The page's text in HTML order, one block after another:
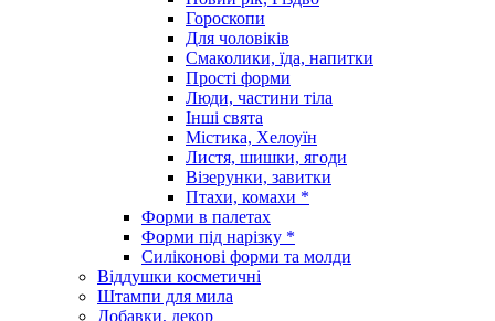
Гороскопи
Для чоловіків
Смаколики, їда, напитки
Прості форми
Люди, частини тіла
Інші свята
Містика, Хелоуїн
Листя, шишки, ягоди
Візерунки, завитки
Птахи, комахи *
Форми в палетах
Форми під нарізку *
Силіконові форми та молди
Віддушки косметичні
Штампи для мила
Добавки, декор